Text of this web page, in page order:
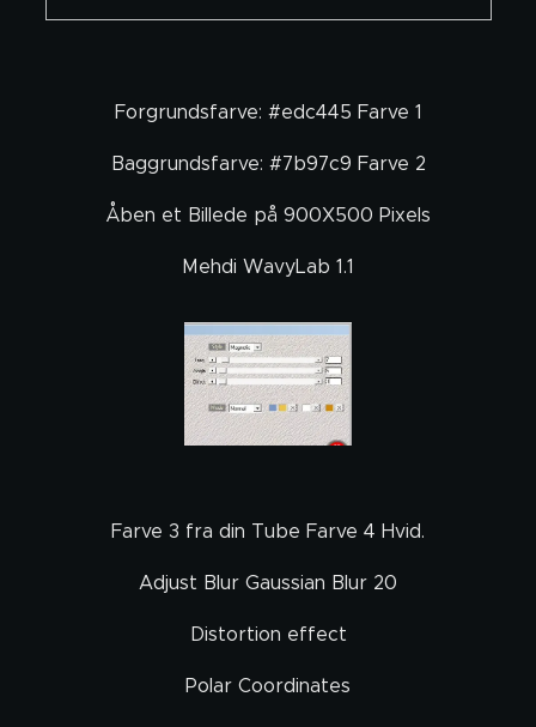
Forgrundsfarve: #edc445 Farve 1
Baggrundsfarve: #7b97c9 Farve 2
Åben et Billede på 900X500 Pixels
Mehdi WavyLab 1.1
Farve 3 fra din Tube Farve 4 Hvid.
Adjust Blur Gaussian Blur 20
Distortion effect
Polar Coordinates